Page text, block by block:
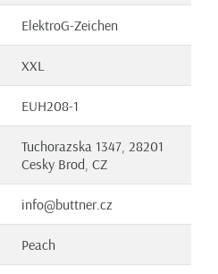
ElektroG-Zeichen
XXL
EUH208-1
Tuchorazska 1347, 28201
Cesky Brod, CZ
info@buttner.cz
Peach